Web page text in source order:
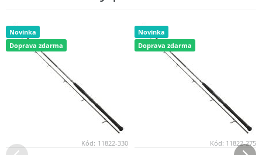
Novinka
Doprava zdarma
Kód: 11822-330
Novinka
Doprava zdarma
Kód: 11822-275